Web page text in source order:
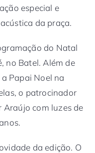
especial e
da praça.
do Natal
no Batel. Além de
Papai Noel na
o patrocinador
Araújo com luzes de
da edição. O